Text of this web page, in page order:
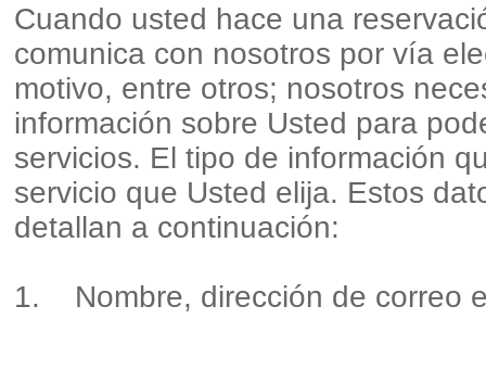
Cuando usted hace una
comunica con nosotros por vía
motivo, entre otros; nosotros
información sobre Usted para
servicios. El tipo de información
servicio que Usted elija. Estos
detallan a continuación:
1. Nombre, dirección de correo